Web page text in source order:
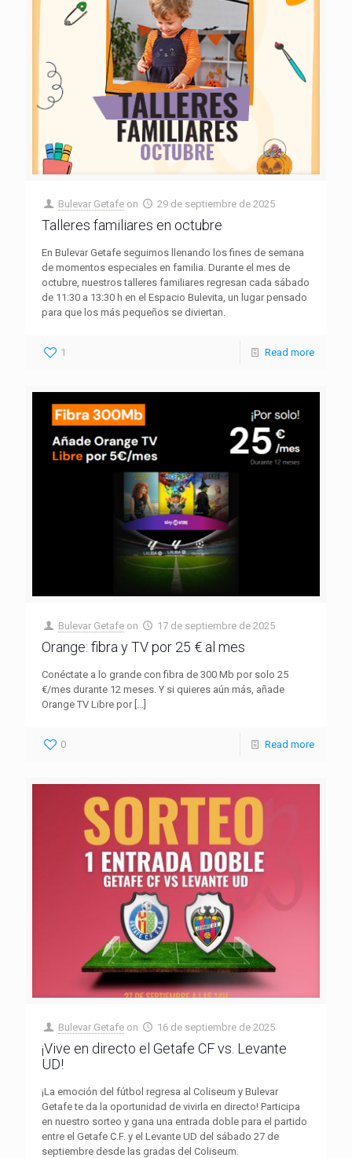
Bulevar Getafe on 29 de septiembre de 2025
Talleres familiares en octubre
En Bulevar Getafe seguimos llenando los fines de semana
de momentos especiales en familia. Durante el mes de
octubre, nuestros talleres familiares regresan cada sábado
de 11:30 a 13:30 h en el Espacio Bulevita, un lugar pensado
para que los más pequeños se diviertan.
1 Read more
Bulevar Getafe on 17 de septiembre de 2025
Orange: fibra y TV por 25 € al mes
Conéctate a lo grande con fibra de 300 Mb por solo 25
€/mes durante 12 meses. Y si quieres aún más, añade
Orange TV Libre por[…]
0 Read more
Bulevar Getafe on 16 de septiembre de 2025
¡Vive en directo el Getafe CF vs. Levante
UD!
¡La emoción del fútbol regresa al Coliseum y Bulevar
Getafe te da la oportunidad de vivirla en directo! Participa
en nuestro sorteo y gana una entrada doble para el partido
entre el Getafe C.F. y el Levante UD del sábado 27 de
septiembre desde las gradas del Coliseum.